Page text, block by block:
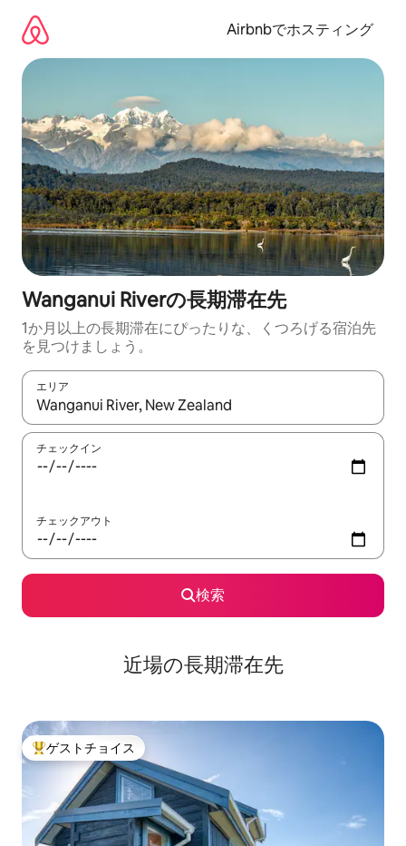
Airbnbでホスティング
Wanganui Riverの長期滞在先
1か月以上の長期滞在にぴったりな、くつろげる宿泊先
を見つけましょう。
エリア
検索結果が表示されたら、上下の矢印キーを使って移動するか
チェックイン
チェックアウト
検索
近場の長期滞在先
大好評のゲストチョイスです。
ゲストチョイス